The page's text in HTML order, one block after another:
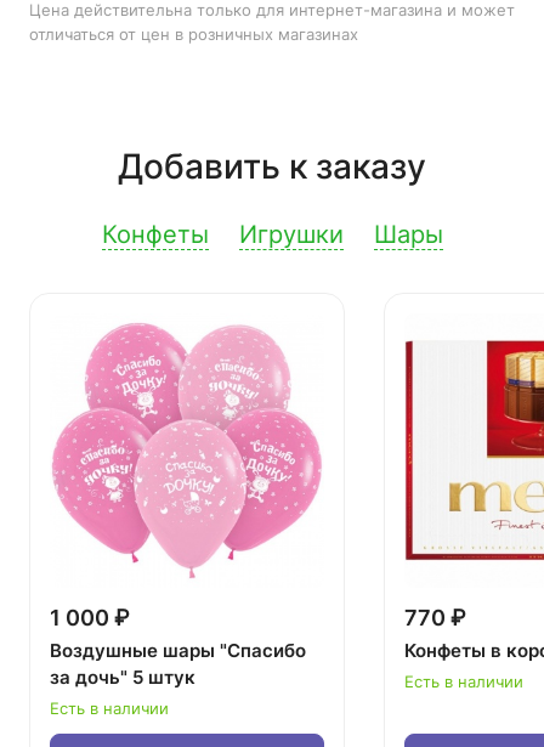
Цена действительна только для интернет-магазина и может
отличаться от цен в розничных магазинах
Добавить к заказу
Конфеты Игрушки Шары
1 000 ₽
Воздушные шары "Спасибо
за дочь" 5 штук
Есть в наличии
770 ₽
Конфеты в
Есть в наличии